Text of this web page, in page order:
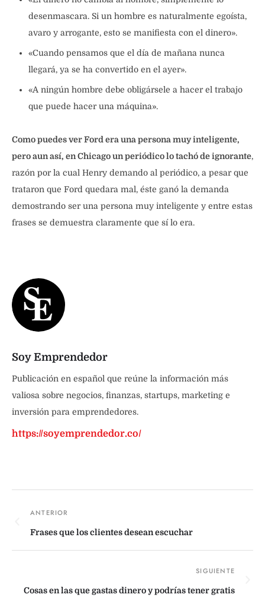
desenmascara. Si un hombre es naturalmente egoísta,
avaro y arrogante, esto se manifiesta con el dinero».
«Cuando pensamos que el día de mañana nunca
llegará, ya se ha convertido en el ayer».
«A ningún hombre debe obligársele a hacer el trabajo
que puede hacer una máquina».
Como puedes ver Ford era una persona muy inteligente,
pero aun así, en Chicago un periódico lo tachó de ignorante,
razón por la cual Henry demando al periódico, a pesar que
trataron que Ford quedara mal, éste ganó la demanda
demostrando ser una persona muy inteligente y entre estas
frases se demuestra claramente que sí lo era.
Soy Emprendedor
Publicación en español que reúne la información más
valiosa sobre negocios, finanzas, startups, marketing e
inversión para emprendedores.
https://soyemprendedor.co/
Frases que los clientes desean escuchar
Cosas en las que gastas dinero y podrías tener gratis